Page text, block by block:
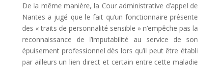
De la même manière, la Cour administrative d’appel de
Nantes a jugé que le fait qu’un fonctionnaire présente
des « traits de personnalité sensible » n’empêche pas la
reconnaissance de l’imputabilité au service de son
épuisement professionnel dès lors qu’il peut être établi
par ailleurs un lien direct et certain entre cette maladie